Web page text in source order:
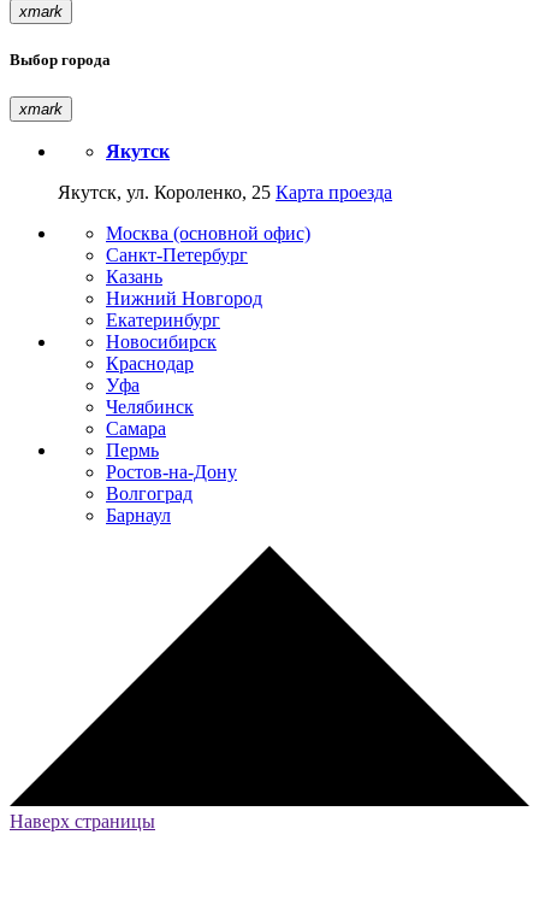
xmark
Выбор города
xmark
Якутск
Якутск, ул. Короленко, 25 Карта проезда
Москва (основной офис)
Санкт-Петербург
Казань
Нижний Новгород
Екатеринбург
Новосибирск
Краснодар
Уфа
Челябинск
Самара
Пермь
Ростов-на-Дону
Волгоград
Барнаул
Наверх страницы